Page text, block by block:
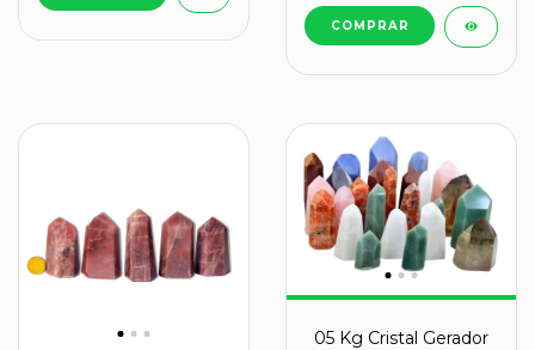
05 Kg Cristal Gerador